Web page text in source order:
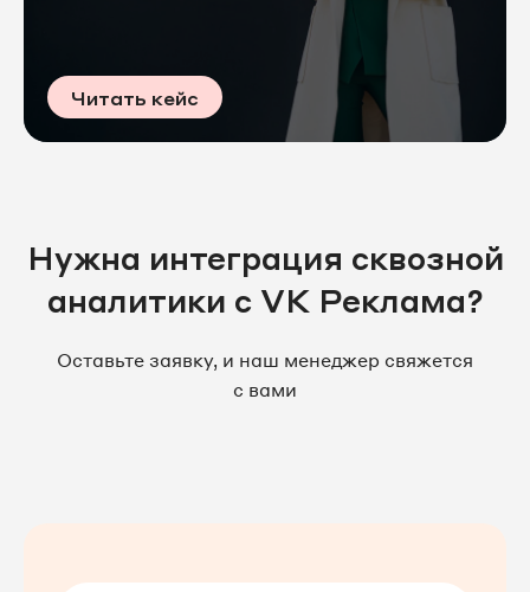
Читать кейс
Нужна интеграция сквозной
аналитики с VK Реклама?
Оставьте заявку, и наш менеджер свяжется
с вами